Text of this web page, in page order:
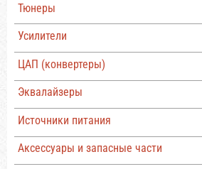
Тюнеры
Усилители
ЦАП (конвертеры)
Эквалайзеры
Источники питания
Аксессуары и запасные части